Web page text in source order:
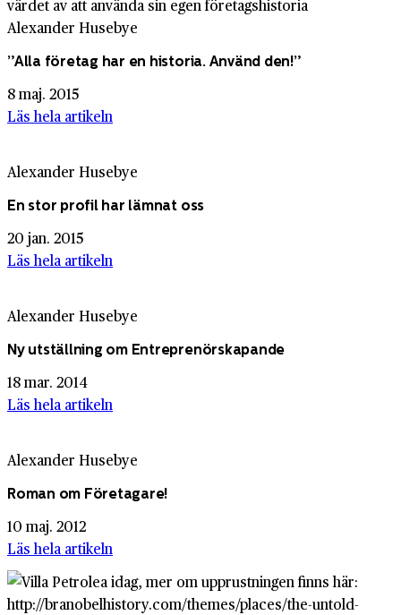
Alexander Husebye
”Alla företag har en historia. Använd den!”
8 maj. 2015
Läs hela artikeln
Alexander Husebye
En stor profil har lämnat oss
20 jan. 2015
Läs hela artikeln
Alexander Husebye
Ny utställning om Entreprenörskapande
18 mar. 2014
Läs hela artikeln
Alexander Husebye
Roman om Företagare!
10 maj. 2012
Läs hela artikeln